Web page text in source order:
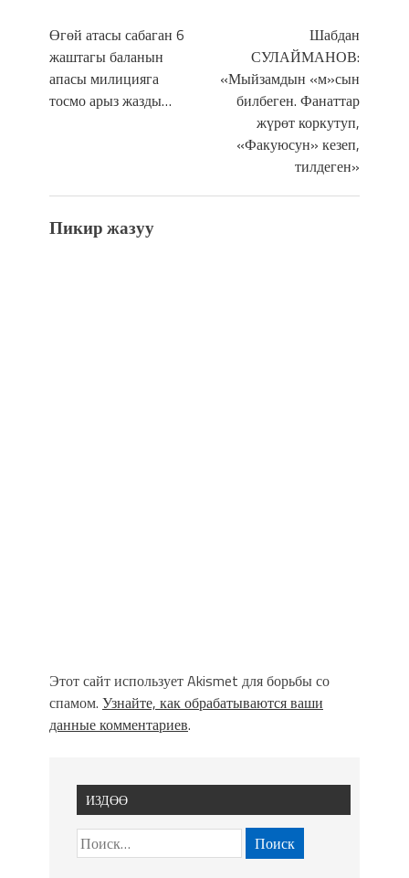
Өгөй атасы сабаган 6
жаштагы баланын
апасы милицияга
тосмо арыз жазды…
Шабдан
СУЛАЙМАНОВ:
«Мыйзамдын «м»сын
билбеген. Фанаттар
жүрөт коркутуп,
«Факуюсун» кезеп,
тилдеген»
Пикир жазуу
Этот сайт использует Akismet для борьбы со
спамом. Узнайте, как обрабатываются ваши
данные комментариев.
ИЗДӨӨ